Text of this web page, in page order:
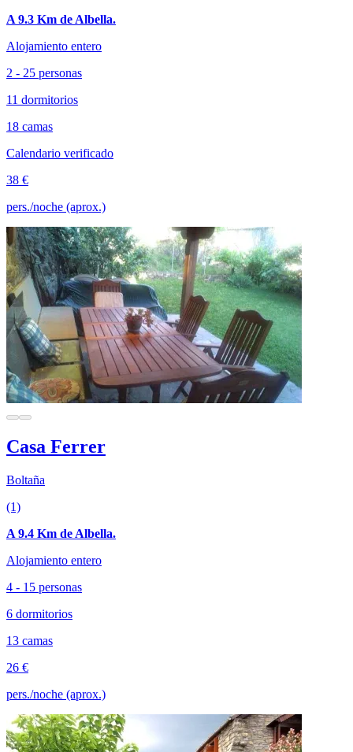
A 9.3 Km de Albella.
Alojamiento entero
2 - 25 personas
11 dormitorios
18 camas
Calendario verificado
38 €
pers./noche (aprox.)
Casa Ferrer
Boltaña
(1)
A 9.4 Km de Albella.
Alojamiento entero
4 - 15 personas
6 dormitorios
13 camas
26 €
pers./noche (aprox.)